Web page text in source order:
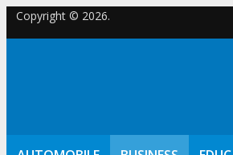
Copyright © 2026.